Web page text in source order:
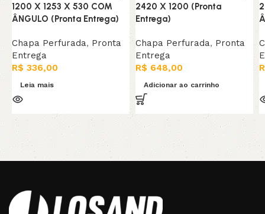
1200 X 1253 X 530 COM
ÂNGULO (Pronta Entrega)
Chapa Perfurada, Pronta
Entrega
R$ 336,00
Leia mais
2420 X 1200 (Pronta
Entrega)
Chapa Perfurada, Pronta
Entrega
R$ 648,00
Adicionar ao carrinho